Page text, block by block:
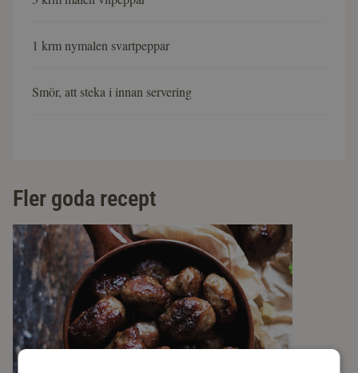
1 krm nymalen svartpeppar
Smör, att steka i innan servering
Fler goda recept